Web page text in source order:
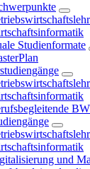
Studienformate
und